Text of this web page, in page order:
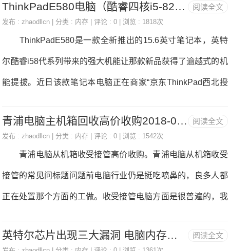
7999元，满3000减300，喜好的朋朋不妨关心一下。 Thin
了全新端口，虽然纤薄，但续航同样强悍，满电可收撑长达数
小时视频播放。 *该促销消息由“小Z机械人”笨能筛选后从
动发布。促销扣
阅读全文
ThinkPadE580电脑（酷睿四核i5-8250U 8GB内存 256GB纯固态硬盘 156英寸） 京东6299元，电脑内存
发布 :zhaodllcn | 分类 : 内存 | 评论 : 0 | 浏览 : 1818次
ThinkPadE580是一款全新推出的15.6英寸笔记本，英特
尔酷睿i58代系列带来的强大机能让那款新品获得了逾越式的机
能提拔。近日该款笔记本电脑正在商家“京东ThinkPad西北授
手！ ThinkPadE580搭载了Intel酷睿i58250U处置器、8GB
PadE580容纳了超大锂聚合物电池，能供给长达数小时的续
阅读全文
青浦电脑主机箱回收高价收购2018-08-23电脑内存
发布 :zhaodllcn | 分类 : 内存 | 评论 : 0 | 浏览 : 1542次
青浦电脑从机箱收受接管高价收购。青浦电脑从机箱收受
接管的常见问标题问题前电脑行业仍是挺吃喷鼻的，良多人都
正在处置那个方面的工做。收受接管电脑方面是很普遍的，我
修，还无其他那个方面的工做。能够说只需我们控制好那个方
阅读全文
英特尔芯片出现三大漏洞 电脑内存信息或被窃取-